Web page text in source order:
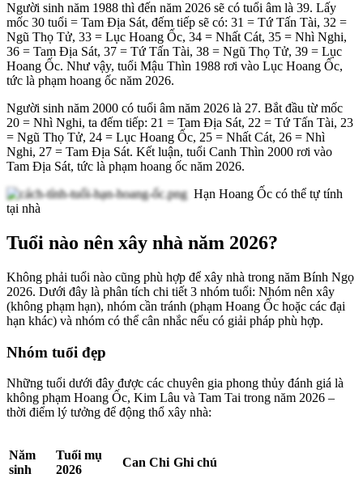
Người sinh năm 1988 thì đến năm 2026 sẽ có tuổi âm là 39. Lấy
mốc 30 tuổi = Tam Địa Sát, đếm tiếp sẽ có: 31 = Tứ Tấn Tài, 32 =
Ngũ Thọ Tử, 33 = Lục Hoang Ốc, 34 = Nhất Cát, 35 = Nhì Nghi,
36 = Tam Địa Sát, 37 = Tứ Tấn Tài, 38 = Ngũ Thọ Tử, 39 = Lục
Hoang Ốc. Như vậy, tuổi Mậu Thìn 1988 rơi vào Lục Hoang Ốc,
tức là phạm hoang ốc năm 2026.
Người sinh năm 2000 có tuổi âm năm 2026 là 27. Bắt đầu từ mốc
20 = Nhì Nghi, ta đếm tiếp: 21 = Tam Địa Sát, 22 = Tứ Tấn Tài, 23
= Ngũ Thọ Tử, 24 = Lục Hoang Ốc, 25 = Nhất Cát, 26 = Nhì
Nghi, 27 = Tam Địa Sát. Kết luận, tuổi Canh Thìn 2000 rơi vào
Tam Địa Sát, tức là phạm hoang ốc năm 2026.
Hạn Hoang Ốc có thể tự tính
tại nhà
Tuổi nào nên xây nhà năm 2026?
Không phải tuổi nào cũng phù hợp để xây nhà trong năm Bính Ngọ
2026. Dưới đây là phân tích chi tiết 3 nhóm tuổi: Nhóm nên xây
(không phạm hạn), nhóm cần tránh (phạm Hoang Ốc hoặc các đại
hạn khác) và nhóm có thể cân nhắc nếu có giải pháp phù hợp.
Nhóm tuổi đẹp
Những tuổi dưới đây được các chuyên gia phong thủy đánh giá là
không phạm Hoang Ốc, Kim Lâu và Tam Tai trong năm 2026 –
thời điểm lý tưởng để động thổ xây nhà:
Năm
sinh
Tuổi mụ
2026
Can Chi Ghi chú